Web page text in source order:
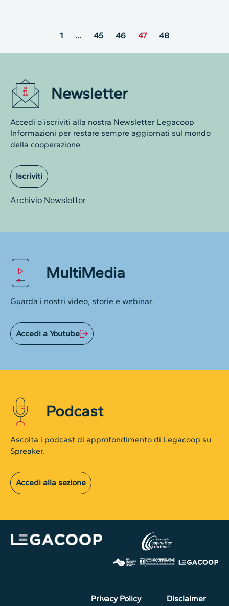
1 … 45 46 47 48
Newsletter
Accedi o iscriviti alla nostra Newsletter Legacoop
Informazioni per restare sempre aggiornati sul mondo
della cooperazione.
Iscriviti
Archivio Newsletter
MultiMedia
Guarda i nostri video, storie e webinar.
Accedi a Youtube
Podcast
Ascolta i podcast di approfondimento di Legacoop su
Spreaker.
Accedi alla sezione
Privacy Policy
Disclaimer